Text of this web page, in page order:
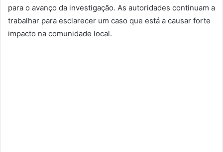
para o avanço da investigação. As autoridades continuam a
trabalhar para esclarecer um caso que está a causar forte
impacto na comunidade local.